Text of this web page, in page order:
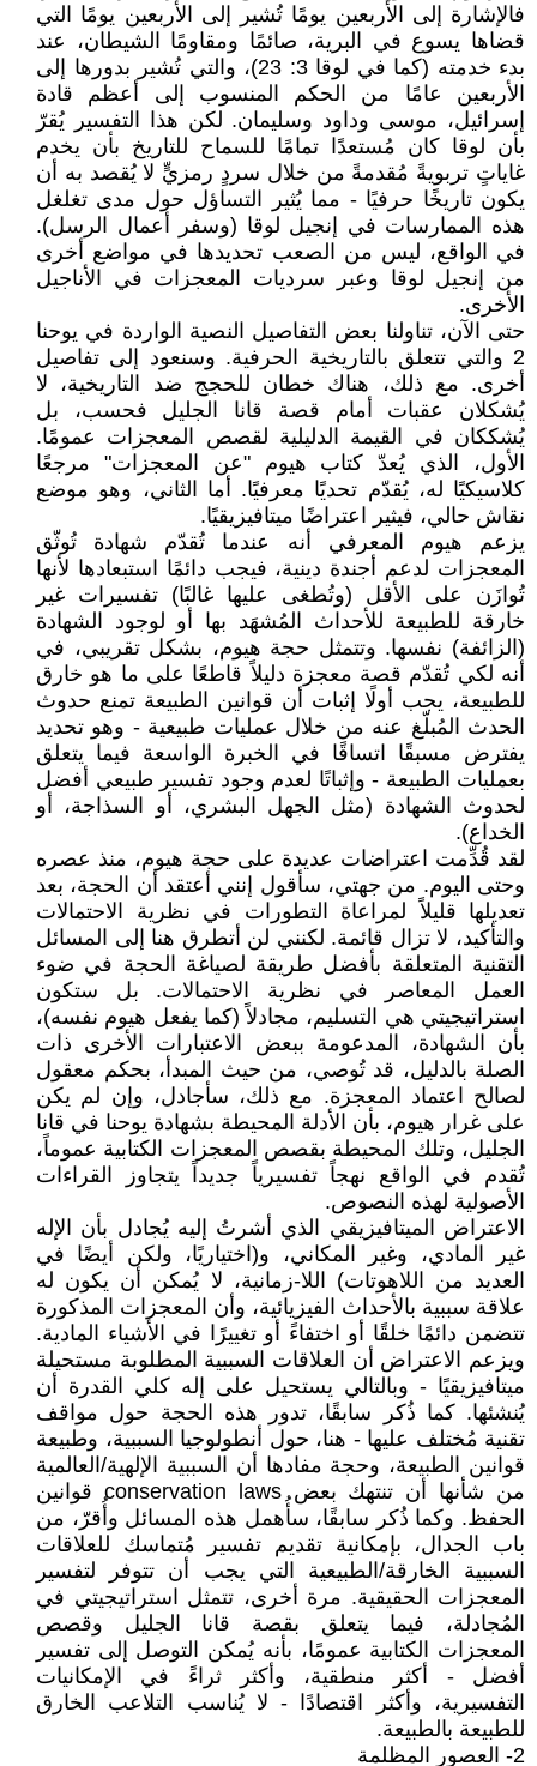
فالإشارة إلى الأربعين يومًا تُشير إلى الأربعين يومًا التي
قضاها يسوع في البرية، صائمًا ومقاومًا الشيطان، عند
بدء خدمته (كما في لوقا 3: 23)، والتي تُشير بدورها إلى
الأربعين عامًا من الحكم المنسوب إلى أعظم قادة
إسرائيل، موسى وداود وسليمان. لكن هذا التفسير يُقرّ
بأن لوقا كان مُستعدًا تمامًا للسماح للتاريخ بأن يخدم
غاياتٍ تربويةً مُقدمةً من خلال سردٍ رمزيٍّ لا يُقصد به أن
يكون تاريخًا حرفيًا - مما يُثير التساؤل حول مدى تغلغل
هذه الممارسات في إنجيل لوقا (وسفر أعمال الرسل).
في الواقع، ليس من الصعب تحديدها في مواضع أخرى
من إنجيل لوقا وعبر سرديات المعجزات في الأناجيل
الأخرى.
حتى الآن، تناولنا بعض التفاصيل النصية الواردة في يوحنا
2 والتي تتعلق بالتاريخية الحرفية. وسنعود إلى تفاصيل
أخرى. مع ذلك، هناك خطان للحجج ضد التاريخية، لا
يُشكلان عقبات أمام قصة قانا الجليل فحسب، بل
يُشككان في القيمة الدليلية لقصص المعجزات عمومًا.
الأول، الذي يُعدّ كتاب هيوم "عن المعجزات" مرجعًا
كلاسيكيًا له، يُقدّم تحديًا معرفيًا. أما الثاني، وهو موضع
نقاش حالي، فيثير اعتراضًا ميتافيزيقيًا.
يزعم هيوم المعرفي أنه عندما تُقدّم شهادة تُوثّق
المعجزات لدعم أجندة دينية، فيجب دائمًا استبعادها لأنها
تُوازَن على الأقل (وتُطغى عليها غالبًا) تفسيرات غير
خارقة للطبيعة للأحداث المُشهَد بها أو لوجود الشهادة
(الزائفة) نفسها. وتتمثل حجة هيوم، بشكل تقريبي، في
أنه لكي تُقدّم قصة معجزة دليلاً قاطعًا على ما هو خارق
للطبيعة، يجب أولًا إثبات أن قوانين الطبيعة تمنع حدوث
الحدث المُبلّغ عنه من خلال عمليات طبيعية - وهو تحديد
يفترض مسبقًا اتساقًا في الخبرة الواسعة فيما يتعلق
بعمليات الطبيعة - وإثباتًا لعدم وجود تفسير طبيعي أفضل
لحدوث الشهادة (مثل الجهل البشري، أو السذاجة، أو
الخداع).
لقد قُدِّمت اعتراضات عديدة على حجة هيوم، منذ عصره
وحتى اليوم. من جهتي، سأقول إنني أعتقد أن الحجة، بعد
تعديلها قليلاً لمراعاة التطورات في نظرية الاحتمالات
والتأكيد، لا تزال قائمة. لكنني لن أتطرق هنا إلى المسائل
التقنية المتعلقة بأفضل طريقة لصياغة الحجة في ضوء
العمل المعاصر في نظرية الاحتمالات. بل ستكون
استراتيجيتي هي التسليم، مجادلاً (كما يفعل هيوم نفسه)،
بأن الشهادة، المدعومة ببعض الاعتبارات الأخرى ذات
الصلة بالدليل، قد تُوصي، من حيث المبدأ، بحكم معقول
لصالح اعتماد المعجزة. مع ذلك، سأجادل، وإن لم يكن
على غرار هيوم، بأن الأدلة المحيطة بشهادة يوحنا في قانا
الجليل، وتلك المحيطة بقصص المعجزات الكتابية عموماً،
تُقدم في الواقع نهجاً تفسيرياً جديداً يتجاوز القراءات
الأصولية لهذه النصوص.
الاعتراض الميتافيزيقي الذي أشرتُ إليه يُجادل بأن الإله
غير المادي، وغير المكاني، و(اختياريًا، ولكن أيضًا في
العديد من اللاهوتات) اللا-زمانية، لا يُمكن أن يكون له
علاقة سببية بالأحداث الفيزيائية، وأن المعجزات المذكورة
تتضمن دائمًا خلقًا أو اختفاءً أو تغييرًا في الأشياء المادية.
ويزعم الاعتراض أن العلاقات السببية المطلوبة مستحيلة
ميتافيزيقيًا - وبالتالي يستحيل على إله كلي القدرة أن
يُنشئها. كما ذُكر سابقًا، تدور هذه الحجة حول مواقف
تقنية مُختلف عليها - هنا، حول أنطولوجيا السببية، وطبيعة
قوانين الطبيعة، وحجة مفادها أن السببية الإلهية/العالمية
من شأنها أن تنتهك بعض conservation laws قوانين
الحفظ. وكما ذُكر سابقًا، سأُهمل هذه المسائل وأُقرّ، من
باب الجدال، بإمكانية تقديم تفسير مُتماسك للعلاقات
السببية الخارقة/الطبيعية التي يجب أن تتوفر لتفسير
المعجزات الحقيقية. مرة أخرى، تتمثل استراتيجيتي في
المُجادلة، فيما يتعلق بقصة قانا الجليل وقصص
المعجزات الكتابية عمومًا، بأنه يُمكن التوصل إلى تفسير
أفضل - أكثر منطقية، وأكثر ثراءً في الإمكانيات
التفسيرية، وأكثر اقتصادًا - لا يُناسب التلاعب الخارق
للطبيعة بالطبيعة.
2- العصور المظلمة